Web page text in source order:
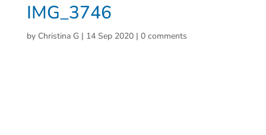
IMG_3746
by Christina G | 14 Sep 2020| 0 comments